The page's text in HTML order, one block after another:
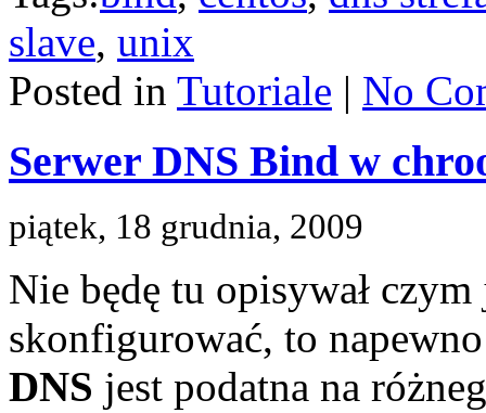
slave, unix
Posted in Tutoriale | No
Serwer DNS Bind w
piątek, 18 grudnia, 2009
Nie będę tu opisywał
skonfigurować, to
DNS jest podatna na